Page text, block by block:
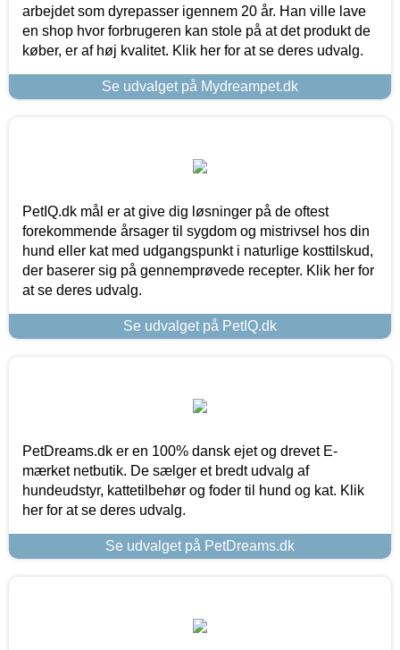
arbejdet som dyrepasser igennem 20 år. Han ville lave
en shop hvor forbrugeren kan stole på at det produkt de
køber, er af høj kvalitet. Klik her for at se deres udvalg.
Se udvalget på Mydreampet.dk
PetIQ.dk mål er at give dig løsninger på de oftest
forekommende årsager til sygdom og mistrivsel hos din
hund eller kat med udgangspunkt i naturlige kosttilskud,
der baserer sig på gennemprøvede recepter. Klik her for
at se deres udvalg.
Se udvalget på PetIQ.dk
PetDreams.dk er en 100% dansk ejet og drevet E-
mærket netbutik. De sælger et bredt udvalg af
hundeudstyr, kattetilbehør og foder til hund og kat. Klik
her for at se deres udvalg.
Se udvalget på PetDreams.dk